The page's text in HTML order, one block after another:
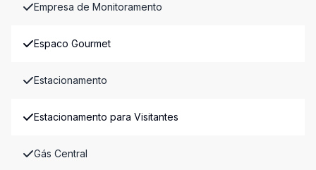
Empresa de Monitoramento
Espaco Gourmet
Estacionamento
Estacionamento para Visitantes
Gás Central